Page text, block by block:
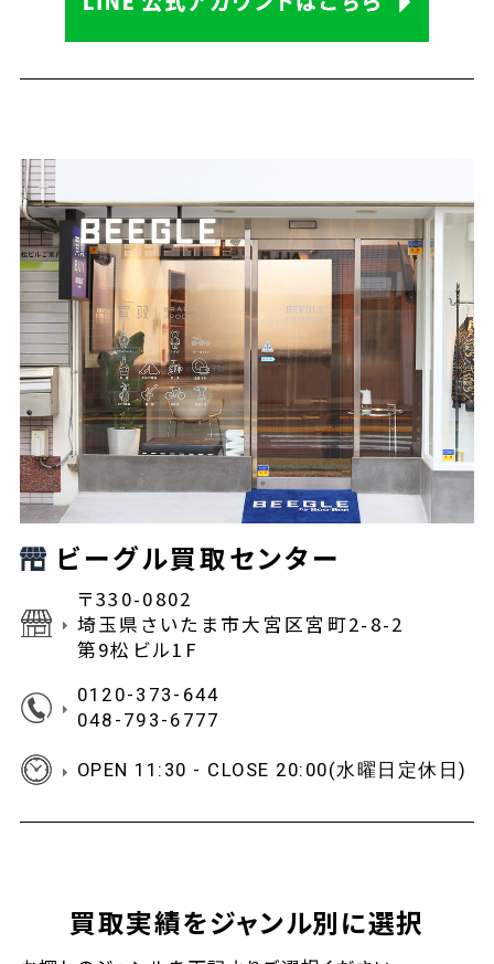
ビーグル買取センター
〒330-0802
埼玉県さいたま市大宮区宮町2-8-2
第9松ビル1F
0120-373-644
048-793-6777
OPEN 11:30 - CLOSE 20:00(水曜日定休日)
買取実績をジャンル別に選択